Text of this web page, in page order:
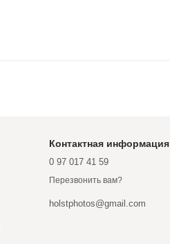
Контактная информация
0 97 017 41 59
Перезвонить вам?
holstphotos@gmail.com